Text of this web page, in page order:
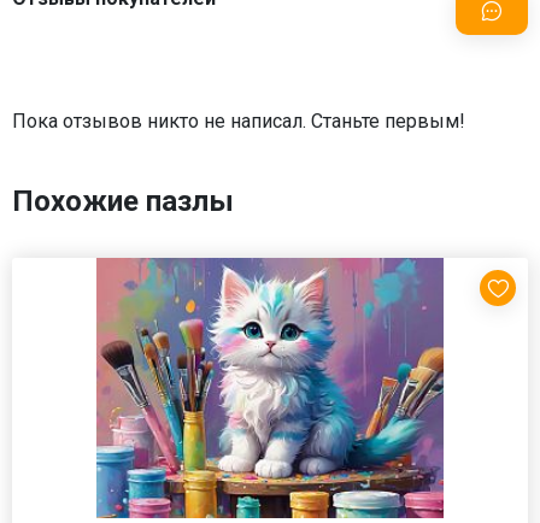
Пока отзывов никто не написал. Станьте первым!
Похожие пазлы